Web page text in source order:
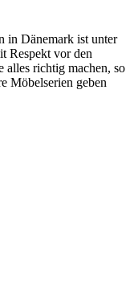
in Dänemark ist unter
Respekt vor den
alles richtig machen, so
Möbelserien geben